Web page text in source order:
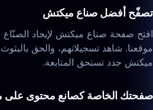
تصفّح أفضل صناع ميكتش
افتح صفحة صناع ميكتش لإيجاد
موقعنا. شاهد تسجيلاتهم، والحق
ميكتش جدد تستحق المتابعة.
صفحتك الخاصة كصانع محتوى على